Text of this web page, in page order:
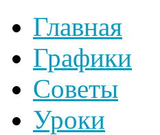
Главная
Графики
Советы
Уроки